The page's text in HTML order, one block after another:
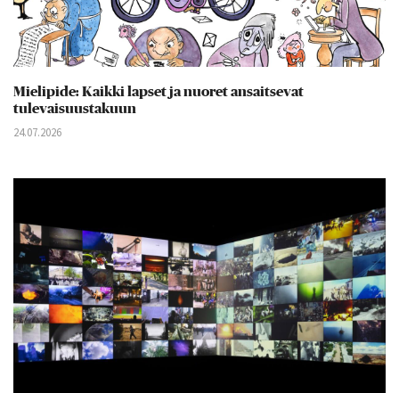
Mielipide: Kaikki lapset ja nuoret ansaitsevat
tulevaisuustakuun
24.07.2026